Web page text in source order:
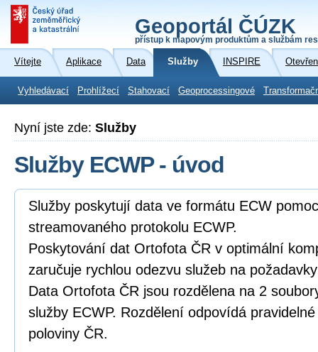
Geoportál ČÚZK
přístup k mapovým produktům a službám
Vítejte Aplikace Data Služby INSPIRE
Vyhledávací Prohlížecí Stahovací Geoprocessingové
Nyní jste zde: Služby
Služby ECWP - úvod
Služby poskytují data ve formátu ECW
streamovaného protokolu ECWP.
Poskytování dat Ortofota ČR v optimální
zaručuje rychlou odezvu služeb na
Data Ortofota ČR jsou rozdělena na 2
služby ECWP. Rozdělení odpovídá
poloviny ČR.